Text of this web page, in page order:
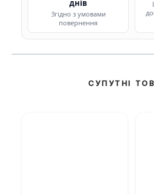
днів
Згідно з умовами
повернення
СУПУТНІ